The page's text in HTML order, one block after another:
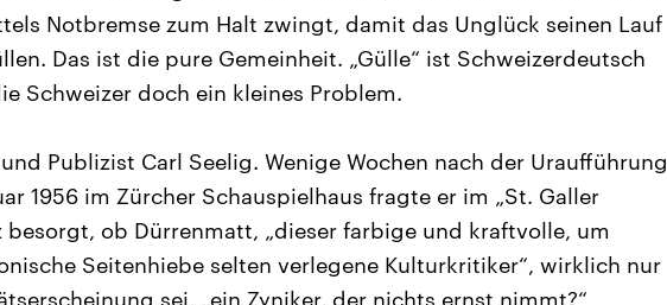
Notbremse zum Halt zwingt, damit das Unglück seinen Lauf
Das ist die pure Gemeinheit. „Gülle“ ist Schweizerdeutsch
Schweizer doch ein kleines Problem.
Publizist Carl Seelig. Wenige Wochen nach der Uraufführung
1956 im Zürcher Schauspielhaus fragte er im „St. Galler
besorgt, ob Dürrenmatt, „dieser farbige und kraftvolle, um
Seitenhiebe selten verlegene Kulturkritiker“, wirklich nur
sei, „ein Zyniker, der nichts ernst nimmt?“